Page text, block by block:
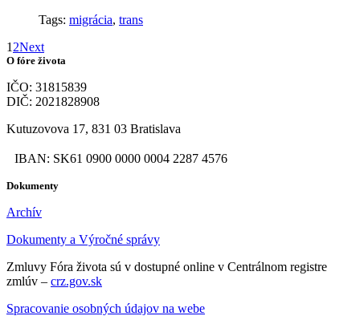
Tags: migrácia, trans
1 2Next
O fóre života
IČO: 31815839
DIČ: 2021828908
Kutuzovova 17, 831 03 Bratislava
IBAN: SK61 0900 0000 0004 2287 4576
Dokumenty
Archív
Dokumenty a Výročné správy
Zmluvy Fóra života sú v dostupné online v Centrálnom registre
zmlúv – crz.gov.sk
Spracovanie osobných údajov na webe